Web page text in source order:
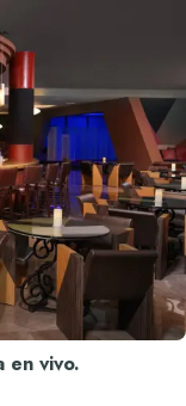
en vivo.